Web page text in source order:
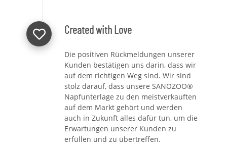
Created with Love
Die positiven Rückmeldungen unserer
Kunden bestätigen uns darin, dass wir
auf dem richtigen Weg sind. Wir sind
stolz darauf, dass unsere SANOZOO®
Napfunterlage zu den meistverkauften
auf dem Markt gehört und werden
auch in Zukunft alles dafür tun, um die
Erwartungen unserer Kunden zu
erfüllen und zu übertreffen.